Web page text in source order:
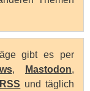
gibt es per
, Mastodon,
RSS und täglich